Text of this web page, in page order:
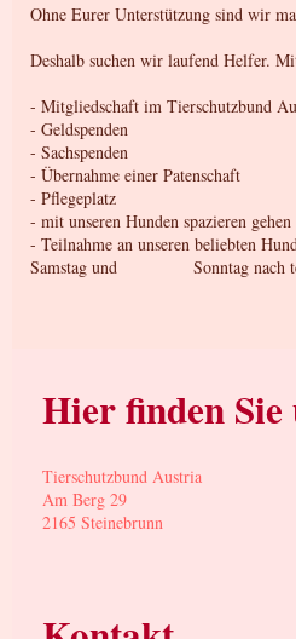
Ohne Eurer Unterstützung sind wir
Deshalb suchen wir laufend Helfer.
- Mitgliedschaft im Tierschutzbund
- Geldspenden
- Sachspenden
- Übernahme einer Patenschaft
- Pflegeplatz
- mit unseren Hunden spazieren gehen
- Teilnahme an unseren beliebten
Samstag und Sonntag nach
Hier finden Sie
Tierschutzbund Austria
Am Berg 29
2165 Steinebrunn